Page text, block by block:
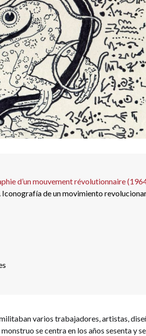
d’un mouvement révolutionnaire
de un movimiento
varios trabajadores, artistas,
se centra en los años sesenta y